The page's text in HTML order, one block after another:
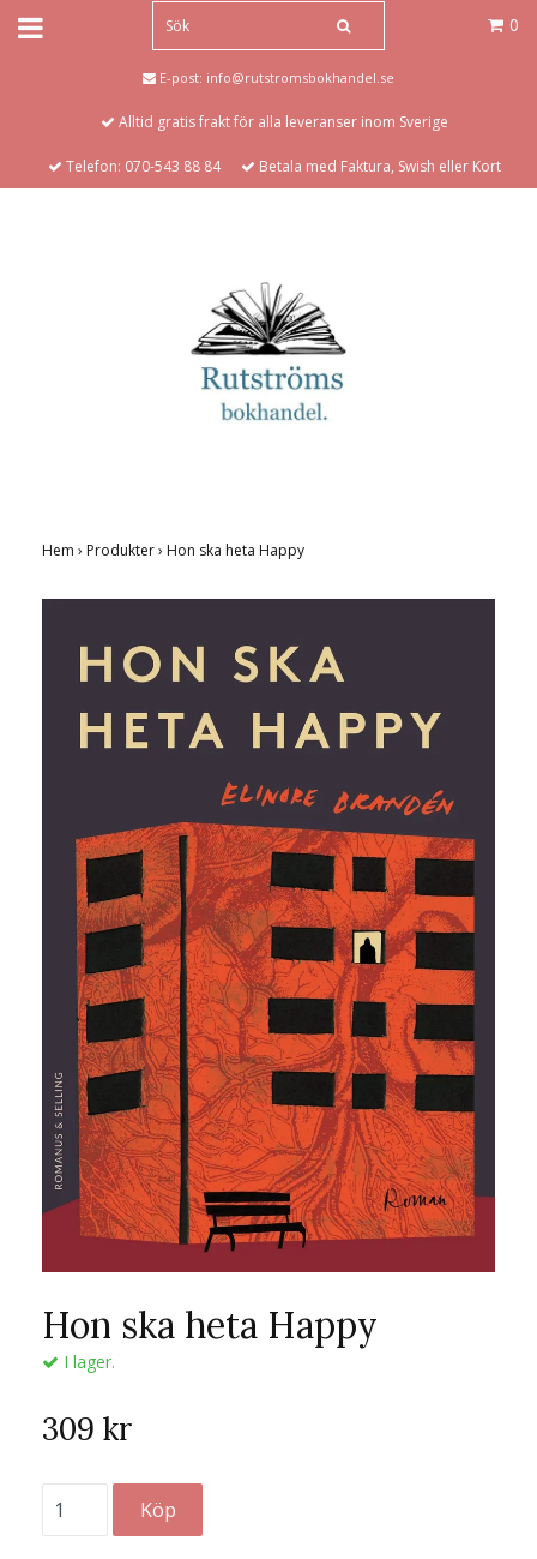
0
E-post: info@rutstromsbokhandel.se
Alltid gratis frakt för alla leveranser inom Sverige
Telefon: 070-543 88 84 Betala med Faktura, Swish eller Kort
Hem › Produkter› Hon ska heta Happy
Hon ska heta Happy
I lager.
309 kr